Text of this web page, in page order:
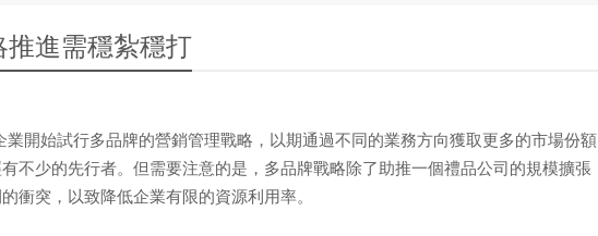
進需穩紮穩打
開始試行多品牌的營銷管理戰略，以期通過不同的業務方向獲取更多的市場份額
不少的先行者。但需要注意的是，多品牌戰略除了助推一個禮品公司的規模擴張
衝突，以致降低企業有限的資源利用率。